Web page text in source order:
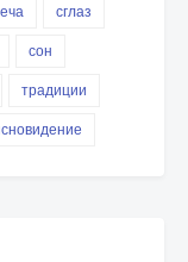
сглаз
сон
традиции